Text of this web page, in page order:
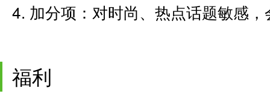
4. 加分项：对时尚、热点话题敏感
福利